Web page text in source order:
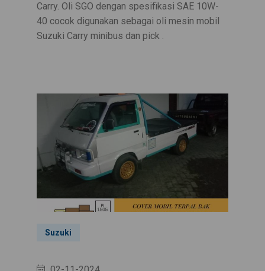
Carry. Oli SGO dengan spesifikasi SAE 10W-
40 cocok digunakan sebagai oli mesin mobil
Suzuki Carry minibus dan pick .
Suzuki